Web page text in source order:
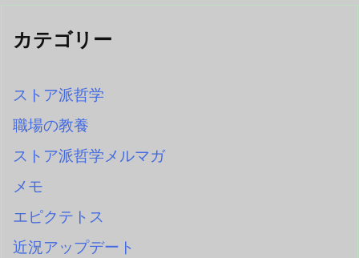
カテゴリー
ストア派哲学
職場の教養
ストア派哲学メルマガ
メモ
エピクテトス
近況アップデート